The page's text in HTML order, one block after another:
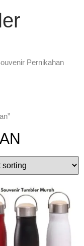
Pernikahan